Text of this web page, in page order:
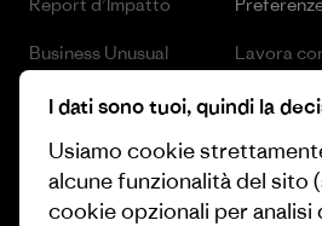
Business Unusual
Obiettivi climatici
1% For The Planet
Come finanziamo
Lavora
Stampa e
Industry
I dati sono tuoi, quindi la
Usiamo cookie
alcune funzionalità del sito
cookie opzionali per analisi